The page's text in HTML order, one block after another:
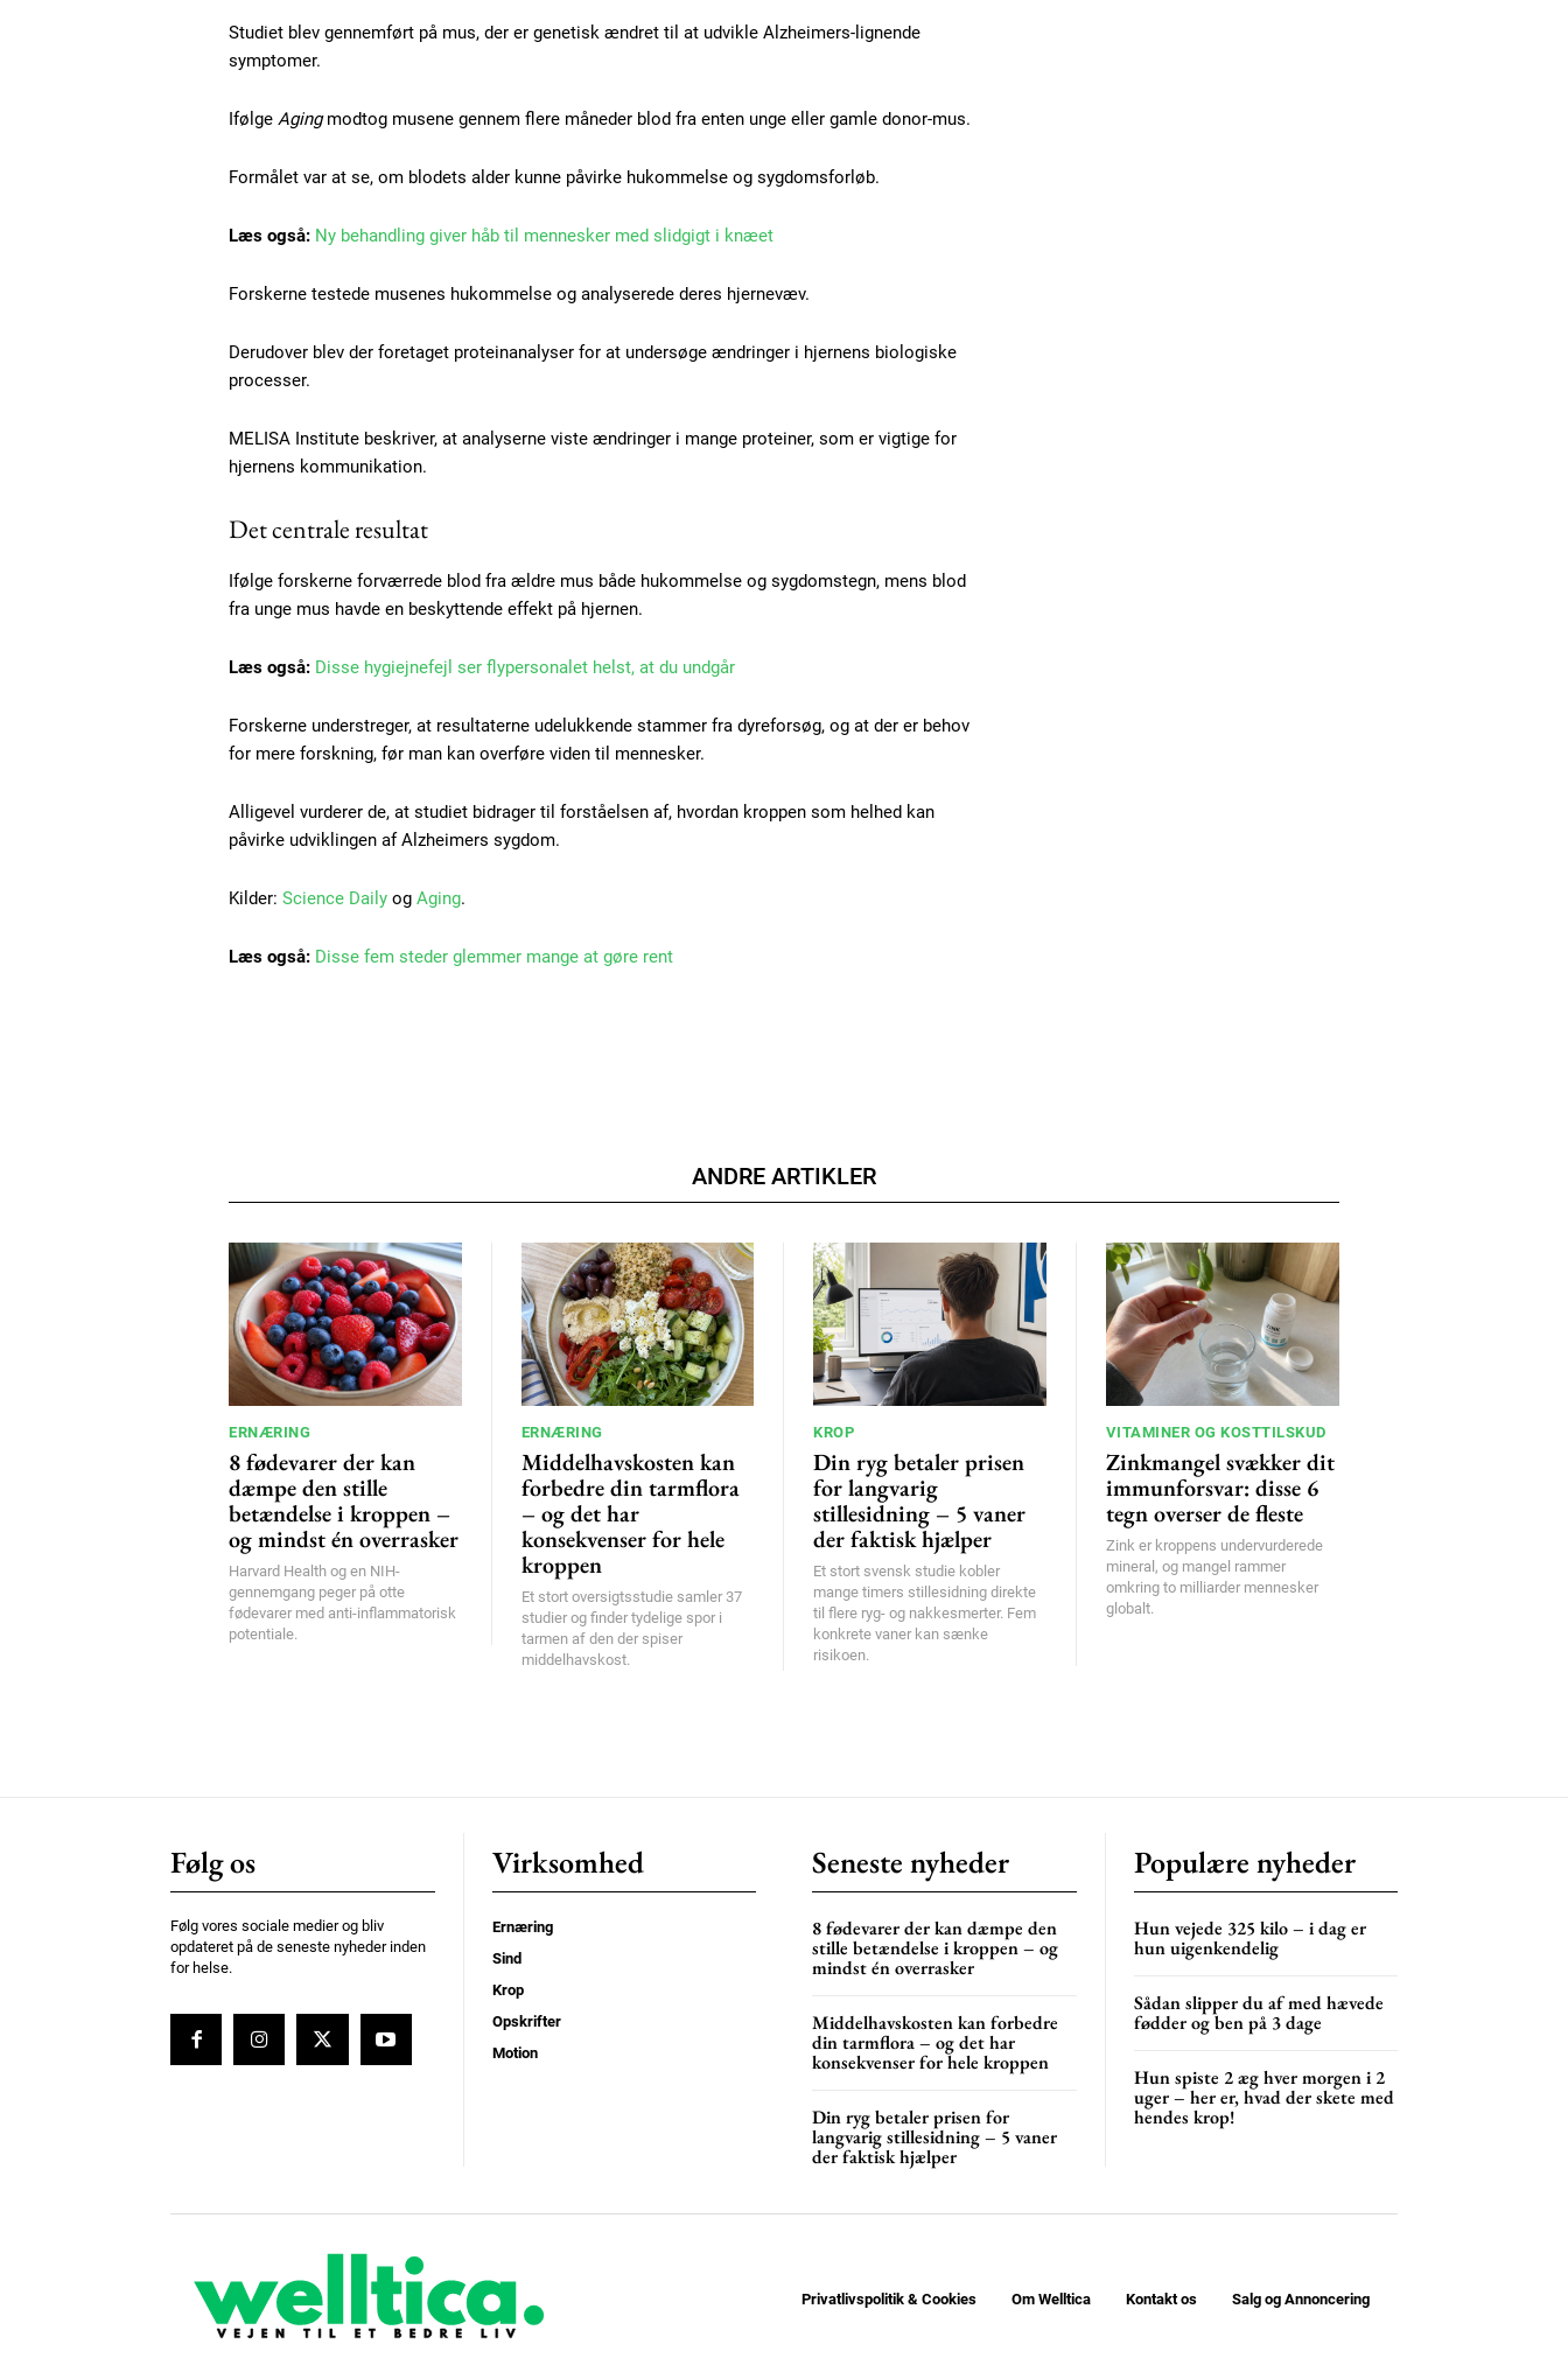
Free limited access
Gratis / forever
Praesent euismod ac
Nullam eu erat condimentum
Donec quis est ac felis
Praesent euismod ac
Nullam eu erat condimentum
YEARLY PRICING
Studiet blev gennemført på mus, der er genetisk ændret til at udvikle Alzheimers-lignende
symptomer.
Ifølge Agingmodtog musene gennem flere måneder blod fra enten unge eller gamle donor-mus.
Formålet var at se, om blodets alder kunne påvirke hukommelse og sygdomsforløb.
Læs også: Ny behandling giver håb til mennesker med slidgigt i knæet
Forskerne testede musenes hukommelse og analyserede deres hjernevæv.
Derudover blev der foretaget proteinanalyser for at undersøge ændringer i hjernens biologiske
processer.
MELISA Institute beskriver, at analyserne viste ændringer i mange proteiner, som er vigtige for
hjernens kommunikation.
Det centrale resultat
Ifølge forskerne forværrede blod fra ældre mus både hukommelse og sygdomstegn, mens blod
fra unge mus havde en beskyttende effekt på hjernen.
Læs også: Disse hygiejnefejl ser flypersonalet helst, at du undgår
Forskerne understreger, at resultaterne udelukkende stammer fra dyreforsøg, og at der er behov
for mere forskning, før man kan overføre viden til mennesker.
Alligevel vurderer de, at studiet bidrager til forståelsen af, hvordan kroppen som helhed kan
påvirke udviklingen af Alzheimers sygdom.
Kilder: Science Daily og Aging.
Læs også: Disse fem steder glemmer mange at gøre rent
ANDRE ARTIKLER
ERNÆRING
8 fødevarer der kan
dæmpe den stille
betændelse i kroppen –
og mindst én overrasker
Harvard Health og en NIH-
gennemgang peger på otte
fødevarer med anti-inflammatorisk
potentiale.
ERNÆRING
Middelhavskosten kan
forbedre din tarmflora
– og det har
konsekvenser for hele
kroppen
Et stort oversigtsstudie samler 37
studier og finder tydelige spor i
tarmen af den der spiser
middelhavskost.
KROP
Din ryg betaler prisen
for langvarig
stillesidning – 5 vaner
der faktisk hjælper
Et stort svensk studie kobler
mange timers stillesidning direkte
til flere ryg- og nakkesmerter. Fem
konkrete vaner kan sænke
risikoen.
VITAMINER OG KOSTTILSKUD
Zinkmangel svækker dit
immunforsvar: disse 6
tegn overser de fleste
Zink er kroppens undervurderede
mineral, og mangel rammer
omkring to milliarder mennesker
globalt.
Følg os
Følg vores sociale medier og bliv
opdateret på de seneste nyheder inden
for helse.
Virksomhed
Ernæring
Sind
Krop
Opskrifter
Motion
Seneste nyheder
8 fødevarer der kan dæmpe den
stille betændelse i kroppen – og
mindst én overrasker
Middelhavskosten kan forbedre
din tarmflora – og det har
konsekvenser for hele kroppen
Din ryg betaler prisen for
langvarig stillesidning – 5 vaner
der faktisk hjælper
Populære nyheder
Hun vejede 325 kilo – i dag er
hun uigenkendelig
Sådan slipper du af med hævede
fødder og ben på 3 dage
Hun spiste 2 æg hver morgen i 2
uger – her er, hvad der skete med
hendes krop!
Privatlivspolitik & Cookies Om Welltica Kontakt os Salg og Annoncering